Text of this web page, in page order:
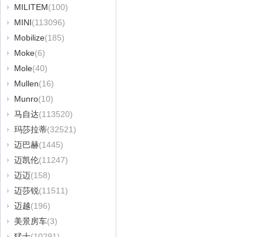
MILITEM(100)
MINI(113096)
Mobilize(185)
Moke(6)
Mole(40)
Mullen(16)
Munro(10)
马自达(113520)
玛莎拉蒂(32521)
迈巴赫(1445)
迈凯伦(11247)
迈迈(158)
迈莎锐(11511)
迈越(196)
美景房车(3)